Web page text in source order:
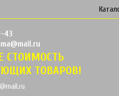
43
СТОИМОСТЬ
ТОВАРОВ!